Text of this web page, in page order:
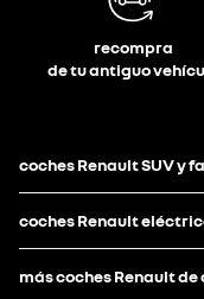
recompra
de tu antiguo
coches Renault SUV y
coches Renault
más coches Renault de